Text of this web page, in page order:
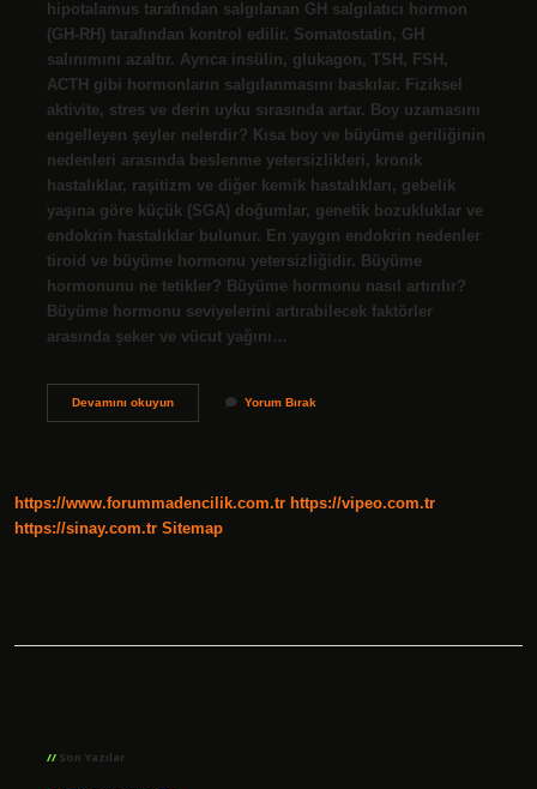
hipotalamus tarafından salgılanan GH salgılatıcı hormon
(GH-RH) tarafından kontrol edilir. Somatostatin, GH
salınımını azaltır. Ayrıca insülin, glukagon, TSH, FSH,
ACTH gibi hormonların salgılanmasını baskılar. Fiziksel
aktivite, stres ve derin uyku sırasında artar. Boy uzamasını
engelleyen şeyler nelerdir? Kısa boy ve büyüme geriliğinin
nedenleri arasında beslenme yetersizlikleri, kronik
hastalıklar, raşitizm ve diğer kemik hastalıkları, gebelik
yaşına göre küçük (SGA) doğumlar, genetik bozukluklar ve
endokrin hastalıklar bulunur. En yaygın endokrin nedenler
tiroid ve büyüme hormonu yetersizliğidir. Büyüme
hormonunu ne tetikler? Büyüme hormonu nasıl artırılır?
Büyüme hormonu seviyelerini artırabilecek faktörler
arasında şeker ve vücut yağını…
Devamını okuyunBüyüme
Yorum Bırak
https://www.forummadencilik.com.tr https://vipeo.com.tr
https://sinay.com.tr Sitemap
Son Yazılar